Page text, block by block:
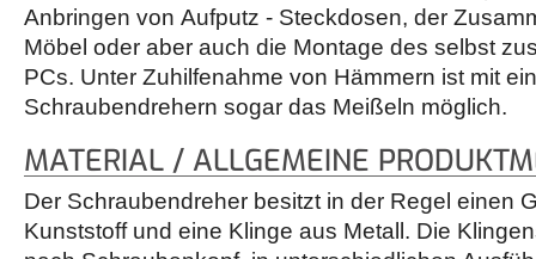
Anbringen von Aufputz - Steckdosen, der
Möbel oder aber auch die Montage des selbst
PCs. Unter Zuhilfenahme von Hämmern ist mit
Schraubendrehern sogar das Meißeln möglich.
MATERIAL / ALLGEMEINE
Der Schraubendreher besitzt in der Regel einen
Kunststoff und eine Klinge aus Metall. Die